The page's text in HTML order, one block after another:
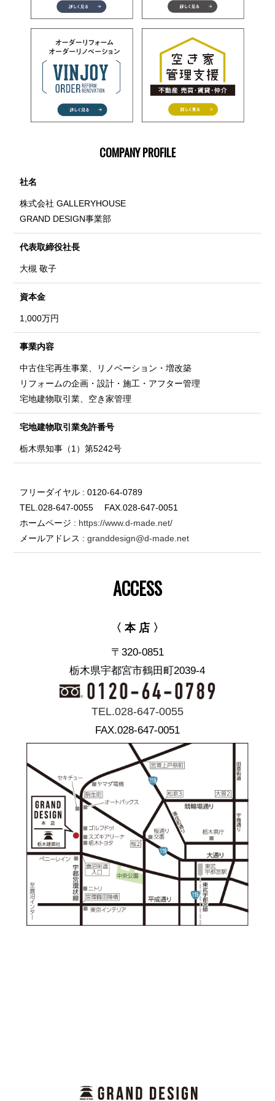
COMPANY PROFILE
社名
株式会社 GALLERYHOUSE
GRAND DESIGN事業部
代表取締役社長
大槻 敬子
資本金
1,000万円
事業内容
中古住宅再生事業、リノベーション・増改築
リフォームの企画・設計・施工・アフター管理
宅地建物取引業、空き家管理
宅地建物取引業免許番号
栃木県知事（1）第5242号
フリーダイヤル : 0120-64-0789
TEL.028-647-0055 FAX.028-647-0051
ホームページ : https://www.d-made.net/
メールアドレス :granddesign@d-made.net
ACCESS
〈 本 店 〉
〒320-0851
栃木県宇都宮市鶴田町2039-4
TEL.028-647-0055
FAX.028-647-0051